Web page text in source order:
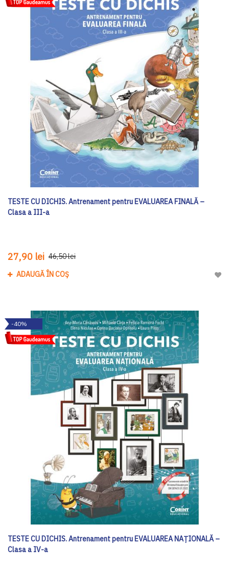
TESTE CU DICHIS. Antrenament pentru EVALUAREA FINALĂ –
Clasa a III-a
27,90 lei 46,50 lei
ADAUGĂ ÎN COȘ
-40%
TESTE CU DICHIS. Antrenament pentru EVALUAREA NAȚIONALĂ –
Clasa a IV-a